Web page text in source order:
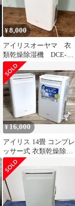
¥8,000
アイリスオーヤマ 衣
類乾燥除湿機 DCE-
6515 【2022年製】
¥16,000
アイリス 14畳 コンプレ
ッサー式 衣類乾燥除湿
機 DCE-6515 2台セット